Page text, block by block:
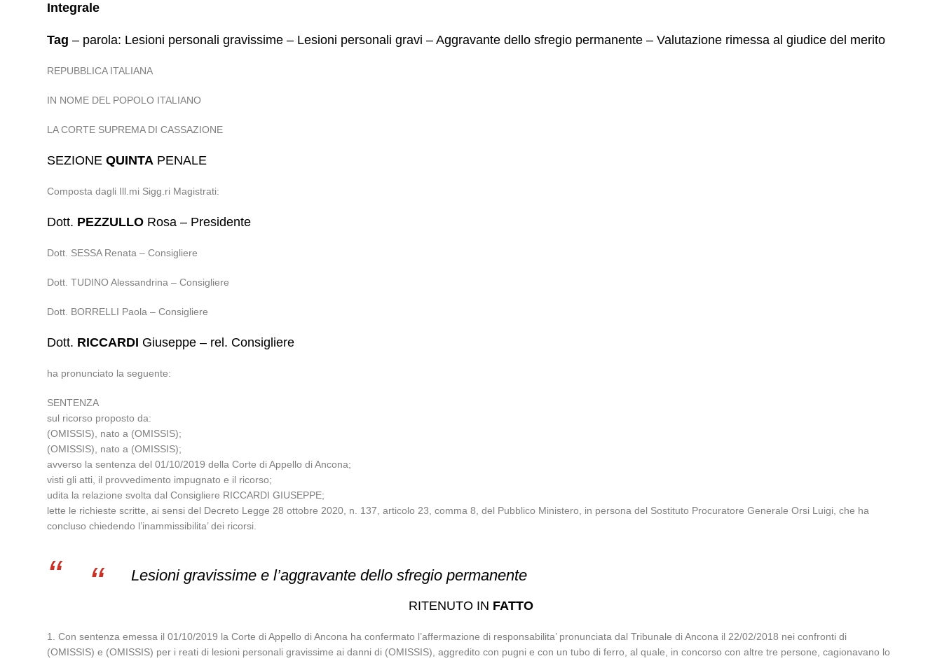
Integrale
Tag – parola: Lesioni personali gravissime – Lesioni personali gravi – Aggravante dello sfregio permanente – Valutazione rimessa al giudice del merito
REPUBBLICA ITALIANA
IN NOME DEL POPOLO ITALIANO
LA CORTE SUPREMA DI CASSAZIONE
SEZIONEQUINTA PENALE
Composta dagli Ill.mi Sigg.ri Magistrati:
Dott. PEZZULLO Rosa – Presidente
Dott. SESSA Renata – Consigliere
Dott. TUDINO Alessandrina – Consigliere
Dott. BORRELLI Paola – Consigliere
Dott. RICCARDI Giuseppe – rel. Consigliere
ha pronunciato la seguente:
SENTENZA
sul ricorso proposto da:
(OMISSIS), nato a (OMISSIS);
(OMISSIS), nato a (OMISSIS);
avverso la sentenza del 01/10/2019 della Corte di Appello di Ancona;
visti gli atti, il provvedimento impugnato e il ricorso;
udita la relazione svolta dal Consigliere RICCARDI GIUSEPPE;
lette le richieste scritte, ai sensi del Decreto Legge 28 ottobre 2020, n. 137, articolo 23, comma 8, del Pubblico Ministero, in persona del Sostituto Procuratore Generale Orsi Luigi, che ha
concluso chiedendo l’inammissibilita’ dei ricorsi.
Lesioni gravissime e l’aggravante dello sfregio permanente
RITENUTO IN FATTO
1. Con sentenza emessa il 01/10/2019 la Corte di Appello di Ancona ha confermato l’affermazione di responsabilita’ pronunciata dal Tribunale di Ancona il 22/02/2018 nei confronti di
(OMISSIS) e (OMISSIS) per i reati di lesioni personali gravissime ai danni di (OMISSIS), aggredito con pugni e con un tubo di ferro, al quale, in concorso con altre tre persone, cagionavano lo